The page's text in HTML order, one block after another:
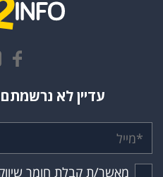
עדיין לא
מאשר/ת קבלת חומר